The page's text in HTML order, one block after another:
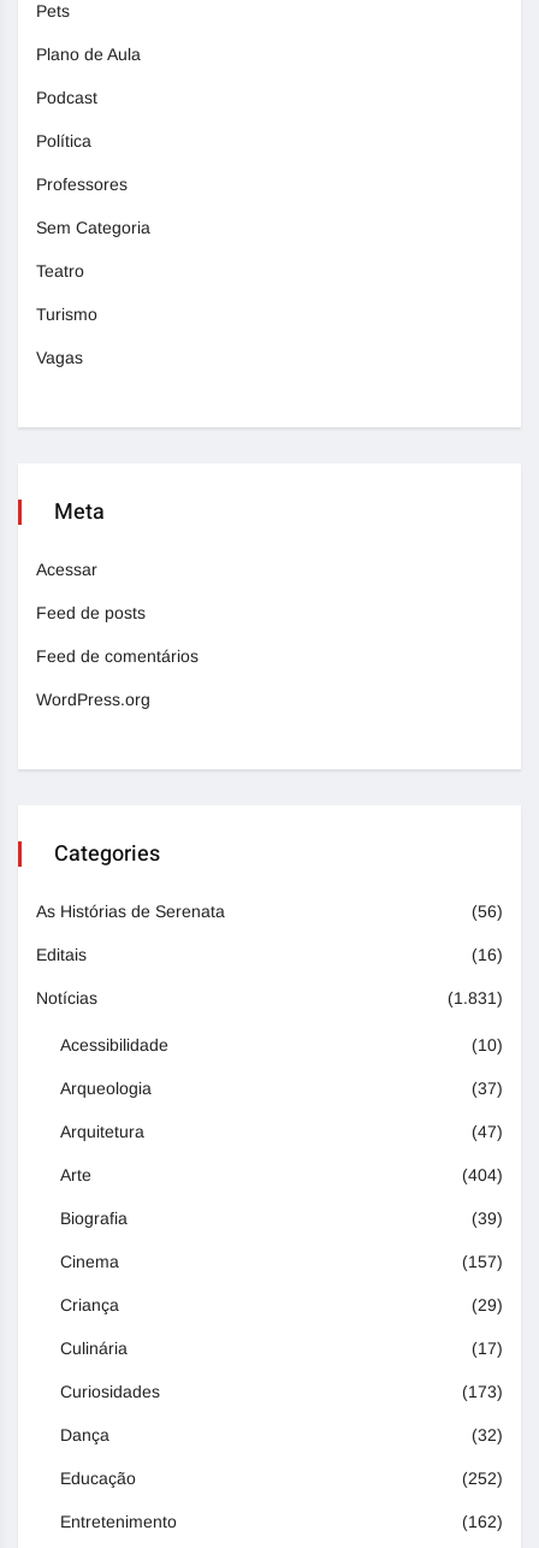
Pets
Plano de Aula
Podcast
Política
Professores
Sem Categoria
Teatro
Turismo
Vagas
Meta
Acessar
Feed de posts
Feed de comentários
WordPress.org
Categories
As Histórias de Serenata (56)
Editais (16)
Notícias (1.831)
Acessibilidade (10)
Arqueologia (37)
Arquitetura (47)
Arte (404)
Biografia (39)
Cinema (157)
Criança (29)
Culinária (17)
Curiosidades (173)
Dança (32)
Educação (252)
Entretenimento (162)